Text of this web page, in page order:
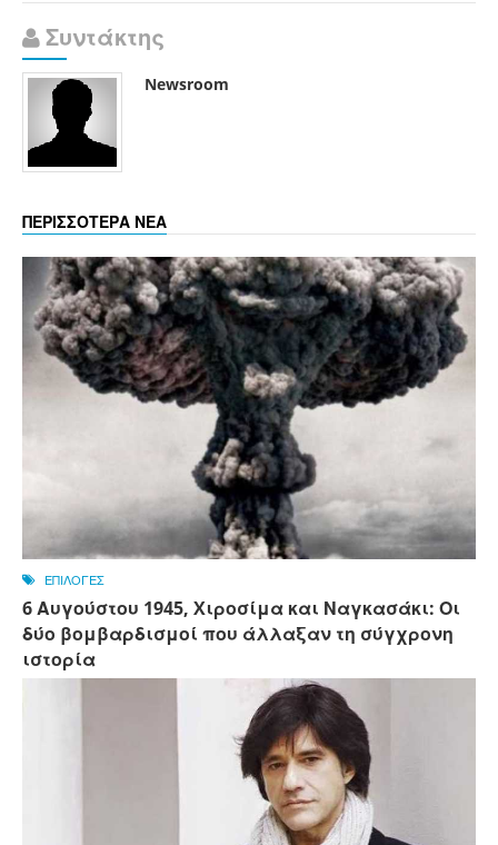
Συντάκτης
Newsroom
ΠΕΡΙΣΣΟΤΕΡΑ ΝΕΑ
ΕΠΙΛΟΓΕΣ
6 Αυγούστου 1945, Xιροσίμα και Ναγκασάκι: Οι
δύο βομβαρδισμοί που άλλαξαν τη σύγχρονη
ιστορία